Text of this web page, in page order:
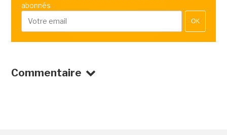
abonnés
OK
Commentaire